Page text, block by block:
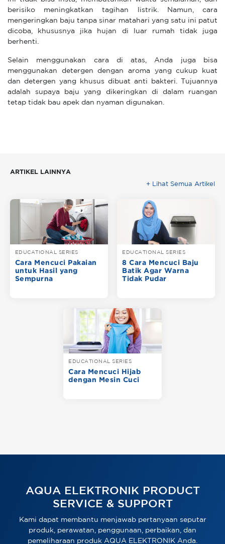
berisiko meningkatkan tagihan listrik. Namun, cara
mengeringkan baju tanpa sinar matahari yang satu ini patut
dicoba, khususnya jika hujan di luar rumah tidak juga
berhenti.
Selain menggunakan cara di atas, Anda juga bisa
menggunakan detergen dengan aroma yang cukup kuat
dan detergen yang khusus dibuat anti bakteri. Tujuannya
adalah supaya baju yang dikeringkan di dalam ruangan
tetap tidak bau apek dan nyaman digunakan.
ARTIKEL LAINNYA
+ Lihat Semua Artikel
EDUCATIONAL SERIES
Cara Mencuci Pakaian
untuk Hasil yang
Sempurna
EDUCATIONAL SERIES
8 Cara Mencuci Baju
Batik Agar Warna
Tidak Pudar
EDUCATIONAL SERIES
Cara Mencuci Hijab
dengan Mesin Cuci
AQUA ELEKTRONIK PRODUCT
SERVICE & SUPPORT
Kami dapat membantu menjawab pertanyaan seputar
produk, perawatan, penggunaan, perbaikan, dan
pemeliharaan produk AQUA ELEKTRONIK Anda.